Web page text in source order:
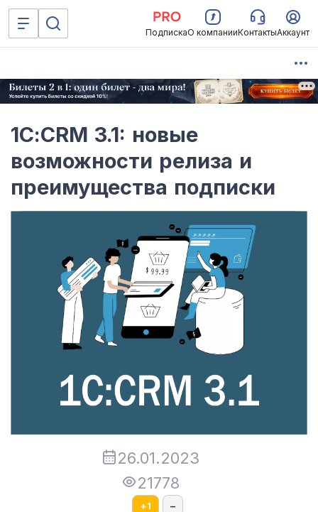
ПодпискаО компанииКонтактыАккаунт
1С:CRM 3.1: новые
возможности релиза и
преимущества подписки
26.01.2023
21778
+1 –